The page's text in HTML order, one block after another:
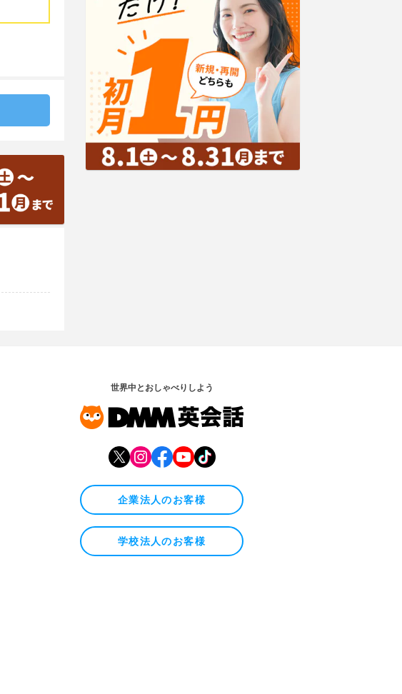
世界中とおしゃべりしよう
企業法人のお客様
学校法人のお客様